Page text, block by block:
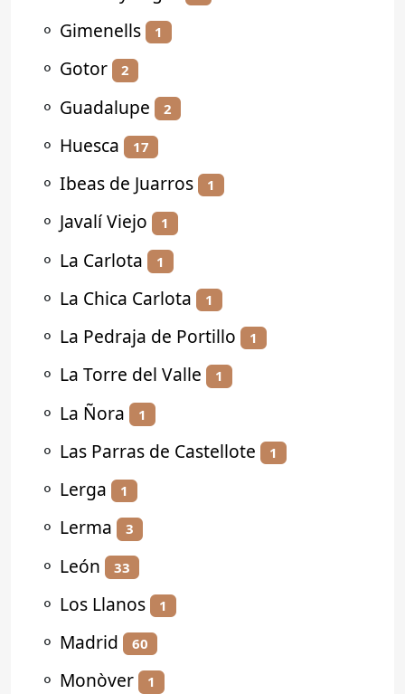
⚬ Gimenells 1
⚬ Gotor 2
⚬ Guadalupe 2
⚬ Huesca 17
⚬ Ibeas de Juarros 1
⚬ Javalí Viejo 1
⚬ La Carlota 1
⚬ La Chica Carlota 1
⚬ La Pedraja de Portillo 1
⚬ La Torre del Valle 1
⚬ La Ñora 1
⚬ Las Parras de Castellote 1
⚬ Lerga 1
⚬ Lerma 3
⚬ León 33
⚬ Los Llanos 1
⚬ Madrid 60
⚬ Monòver 1